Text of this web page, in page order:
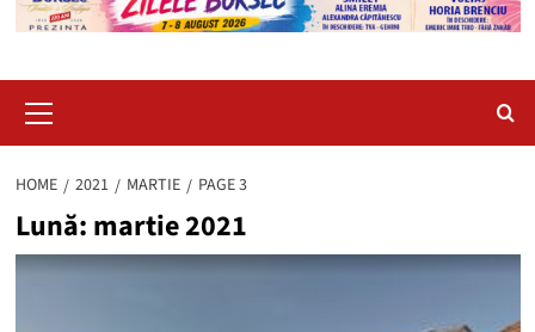
Menu
HOME 2021 MARTIE PAGE 3
Lună: martie 2021